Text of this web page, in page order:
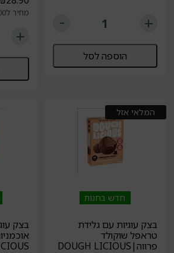
הוספה לסל
מחיר ל100 גרם: 15.05 ₪
המלאי אזל
חדש בחנות
בצק עוגיות עם גלידת
טראפל שוקולד
פרווה|DOUGH LICIOUS
בצק